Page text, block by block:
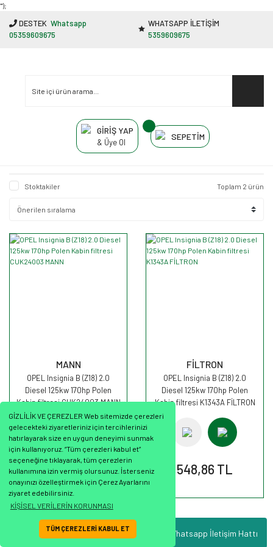
GİZLİLİK VE ÇEREZLER Web sitemizde çerezleri
gelecekteki ziyaretleriniz için tercihlerinizi
hatırlayarak size en uygun deneyimi sunmak
için kullanıyoruz. “Tüm çerezleri kabul et”
seçeneğine tıklayarak, tüm çerezlerin
kullanımına izin vermiş olursunuz. İsterseniz
onayınızı özelleştirmek için Çerez Ayarlarını
ziyaret edebilirsiniz.
KİŞİSEL VERİLERİN KORUNMASI
TÜM ÇEREZLERİ KABUL ET
"');
Whatsapp İletişim Hattı
DESTEK Whatsapp
05359609675
WHATSAPP İLETİŞİM
5359609675
GİRİŞ YAP
& Üye Ol
SEPETİM
Stoktakiler Toplam 2 ürün
MANN
OPEL Insignia B (Z18) 2.0
Diesel 125kw 170hp Polen
Kabin filtresi CUK24003 MANN
1.293,18 TL
FİLTRON
OPEL Insignia B (Z18) 2.0
Diesel 125kw 170hp Polen
Kabin filtresi K1343A FİLTRON
548,86 TL